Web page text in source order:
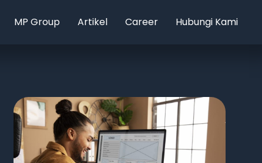
MP Group Artikel Career Hubungi Kami